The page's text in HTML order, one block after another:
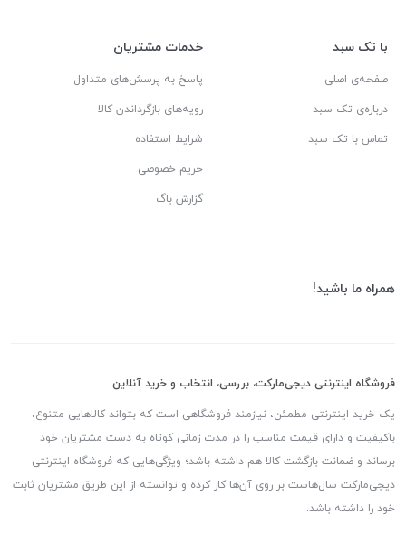
با تک سبد
صفحه‌ی اصلی
درباره‌ی تک سبد
تماس با تک سبد
خدمات مشتریان
پاسخ به پرسش‌های متداول
رویه‌های بازگرداندن کالا
شرایط استفاده
حریم خصوصی
گزارش باگ
همراه ما باشید!
فروشگاه اینترنتی دیجی‌مارکت، بررسی، انتخاب و خرید آنلاین
یک خرید اینترنتی مطمئن، نیازمند فروشگاهی است که بتواند کالاهایی متنوع،
باکیفیت و دارای قیمت مناسب را در مدت زمانی کوتاه به دست مشتریان خود
برساند و ضمانت بازگشت کالا هم داشته باشد؛ ویژگی‌هایی که فروشگاه اینترنتی
دیجی‌مارکت سال‌هاست بر روی آن‌ها کار کرده و توانسته از این طریق مشتریان ثابت
خود را داشته باشد.